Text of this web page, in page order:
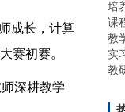
成长，计算
赛初赛。
深耕教学
培
课
教
实
教